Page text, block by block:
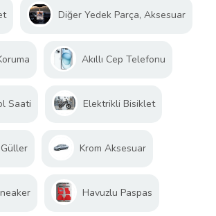
Diğer Yedek Parça, Aksesuar
Akıllı Cep Telefonu
Saati Elektrikli Bisiklet
Güller Krom Aksesuar
Havuzlu Paspas